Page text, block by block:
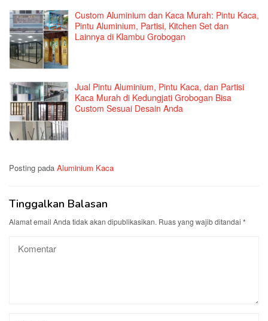
Custom Aluminium dan Kaca Murah: Pintu Kaca,
Pintu Aluminium, Partisi, Kitchen Set dan
Lainnya di Klambu Grobogan
Jual Pintu Aluminium, Pintu Kaca, dan Partisi
Kaca Murah di Kedungjati Grobogan Bisa
Custom Sesuai Desain Anda
Posting pada Aluminium Kaca
Tinggalkan Balasan
Alamat email Anda tidak akan dipublikasikan. Ruas yang wajib ditandai *